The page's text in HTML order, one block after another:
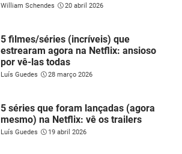
William Schendes 20 abril 2026
5 filmes/séries (incríveis) que
estrearam agora na Netflix: ansioso
por vê-las todas
Luís Guedes 28 março 2026
5 séries que foram lançadas (agora
mesmo) na Netflix: vê os trailers
Luís Guedes 19 abril 2026